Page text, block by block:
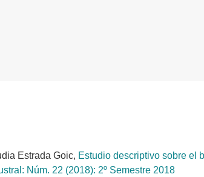
Estrada Goic, Estudio descriptivo sobre el
Núm. 22 (2018): 2º Semestre 2018